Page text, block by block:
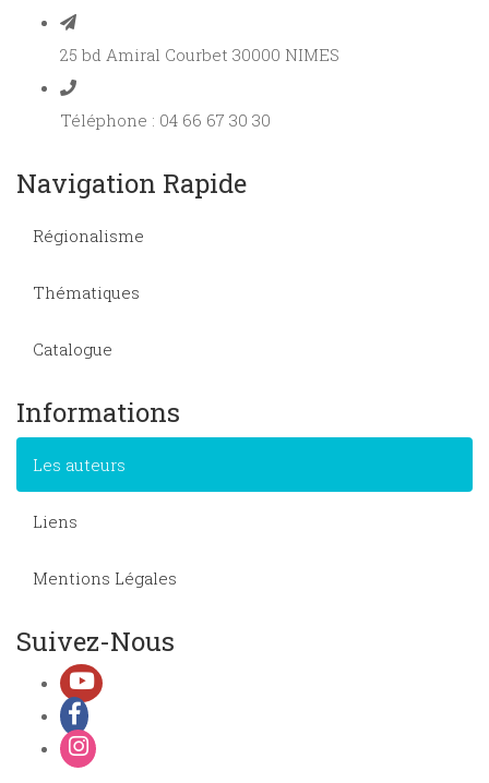
25 bd Amiral Courbet 30000 NIMES
Téléphone : 04 66 67 30 30
Navigation Rapide
Régionalisme
Thématiques
Catalogue
Informations
Les auteurs
Liens
Mentions Légales
Suivez-Nous